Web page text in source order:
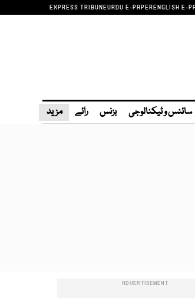
EXPRESS TRIBUNEURDU E-PAPERENGLISH E-
سائنس و ٹیکنالوجی بزنس رائے مزید